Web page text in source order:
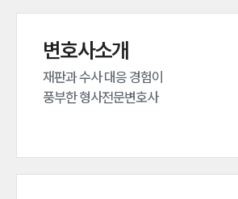
변호사소개
재판과 수사 대응 경험이
풍부한 형사전문변호사